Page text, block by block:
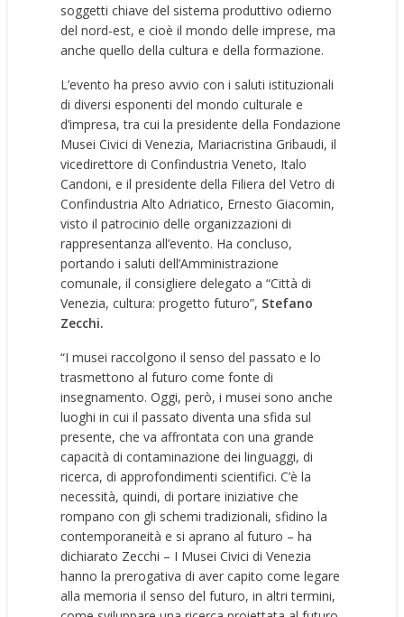
soggetti chiave del sistema produttivo odierno
del nord-est, e cioè il mondo delle imprese, ma
anche quello della cultura e della formazione.
L’evento ha preso avvio con i saluti istituzionali
di diversi esponenti del mondo culturale e
d’impresa, tra cui la presidente della Fondazione
Musei Civici di Venezia, Mariacristina Gribaudi, il
vicedirettore di Confindustria Veneto, Italo
Candoni, e il presidente della Filiera del Vetro di
Confindustria Alto Adriatico, Ernesto Giacomin,
visto il patrocinio delle organizzazioni di
rappresentanza all’evento. Ha concluso,
portando i saluti dell’Amministrazione
comunale, il consigliere delegato a “Città di
Venezia, cultura: progetto futuro”, Stefano
Zecchi.
“I musei raccolgono il senso del passato e lo
trasmettono al futuro come fonte di
insegnamento. Oggi, però, i musei sono anche
luoghi in cui il passato diventa una sfida sul
presente, che va affrontata con una grande
capacità di contaminazione dei linguaggi, di
ricerca, di approfondimenti scientifici. C’è la
necessità, quindi, di portare iniziative che
rompano con gli schemi tradizionali, sfidino la
contemporaneità e si aprano al futuro – ha
dichiarato Zecchi – I Musei Civici di Venezia
hanno la prerogativa di aver capito come legare
alla memoria il senso del futuro, in altri termini,